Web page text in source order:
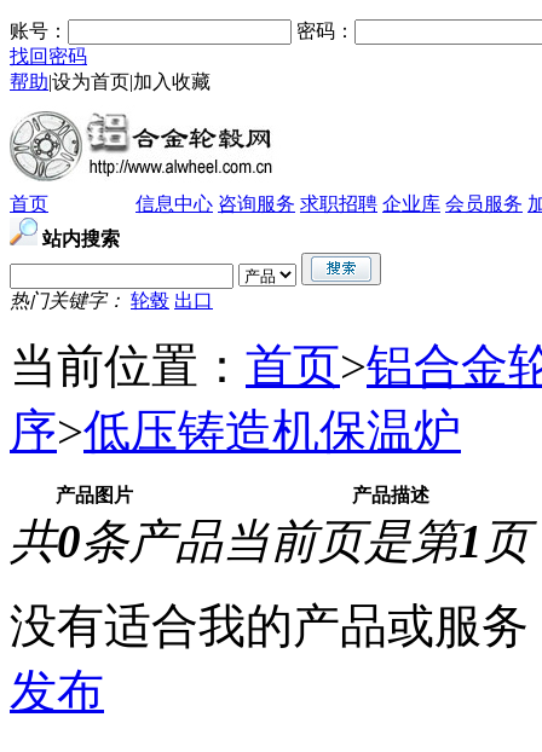
账号：
密码：
找回密码
帮助|设为首页|加入收藏
首页 信息中心 咨询服务 求职招聘 企业库 会员服务
站内搜索
热门关键字： 轮毂 出口
当前位置： 首页>铝合金
序>低压铸造机保温炉
产品图片 产品描述
共0条产品当前页是第1 页
没有适合我的产品或服
发布